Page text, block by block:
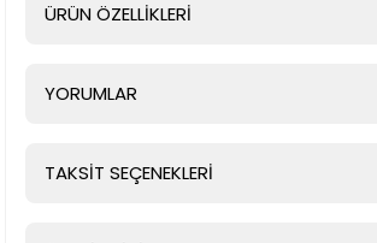
ÜRÜN ÖZELLİKLERİ
YORUMLAR
TAKSİT SEÇENEKLERİ